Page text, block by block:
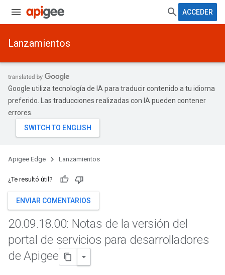
ACCEDER
Lanzamientos
Google utiliza tecnología de IA para traducir contenido a tu idioma
preferido. Las traducciones realizadas con IA pueden contener
errores.
Apigee Edge Lanzamientos
¿Te resultó útil?
ENVIAR COMENTARIOS
20.09.18.00: Notas de la versión del
portal de servicios para desarrolladores
de Apigee